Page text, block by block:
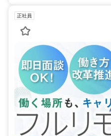
正社員